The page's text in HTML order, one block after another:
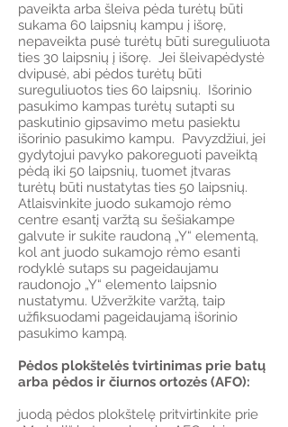
paveikta arba šleiva pėda turėtų būti
sukama 60 laipsnių kampu į išorę,
nepaveikta pusė turėtų būti sureguliuota
ties 30 laipsnių į išorę. Jei šleivapėdystė
dvipusė, abi pėdos turėtų būti
sureguliuotos ties 60 laipsnių. Išorinio
pasukimo kampas turėtų sutapti su
paskutinio gipsavimo metu pasiektu
išorinio pasukimo kampu. Pavyzdžiui, jei
gydytojui pavyko pakoreguoti paveiktą
pėdą iki 50 laipsnių, tuomet įtvaras
turėtų būti nustatytas ties 50 laipsnių.
Atlaisvinkite juodo sukamojo rėmo
centre esantį varžtą su šešiakampe
galvute ir sukite raudoną „Y“ elementą,
kol ant juodo sukamojo rėmo esanti
rodyklė sutaps su pageidaujamu
raudonojo „Y“ elemento laipsnio
nustatymu. Užveržkite varžtą, taip
užfiksuodami pageidaujamą išorinio
pasukimo kampą.
Pėdos plokštelės tvirtinimas prie batų
arba pėdos ir čiurnos ortozės (AFO):
juodą pėdos plokštelę pritvirtinkite prie